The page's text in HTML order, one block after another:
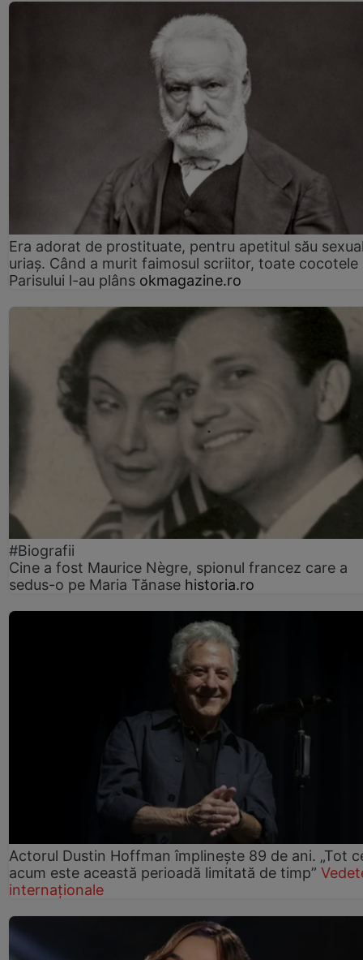
Era adorat de prostituate, pentru apetitul său
uriaș. Când a murit faimosul scriitor, toate cocotele
Parisului l-au plâns okmagazine.ro
#Biografii
Cine a fost Maurice Nègre, spionul francez care a
sedus-o pe Maria Tănase historia.ro
Actorul Dustin Hoffman împlinește 89 de ani. „Tot
acum este această perioadă limitată de timp”
internaționale